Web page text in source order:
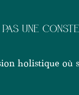
PAS UNE
holistique où